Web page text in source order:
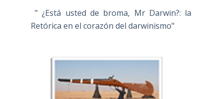
" ¿Está usted de broma, Mr Darwin?: la
Retórica en el corazón del darwinismo"